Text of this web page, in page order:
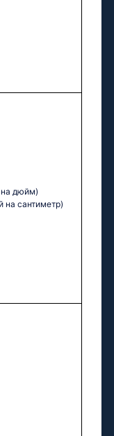
на дюйм)
на сантиметр)